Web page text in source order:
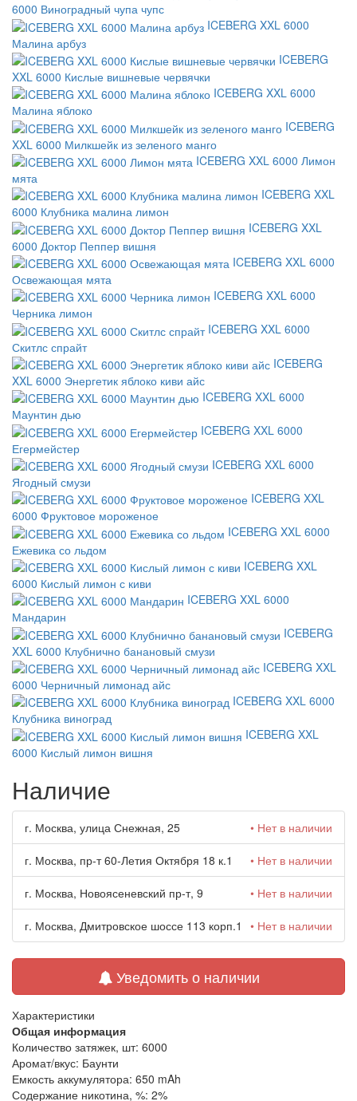
6000 Виноградный чупа чупс
ICEBERG XXL 6000
Малина арбуз
ICEBERG
XXL 6000 Кислые вишневые червячки
ICEBERG XXL 6000
Малина яблоко
ICEBERG
XXL 6000 Милкшейк из зеленого манго
ICEBERG XXL 6000 Лимон
мята
ICEBERG XXL
6000 Клубника малина лимон
ICEBERG XXL
6000 Доктор Пеппер вишня
ICEBERG XXL 6000
Освежающая мята
ICEBERG XXL 6000
Черника лимон
ICEBERG XXL 6000
Скитлс спрайт
ICEBERG
XXL 6000 Энергетик яблоко киви айс
ICEBERG XXL 6000
Маунтин дью
ICEBERG XXL 6000
Егермейстер
ICEBERG XXL 6000
Ягодный смузи
ICEBERG XXL
6000 Фруктовое мороженое
ICEBERG XXL 6000
Ежевика со льдом
ICEBERG XXL
6000 Кислый лимон с киви
ICEBERG XXL 6000
Мандарин
ICEBERG
XXL 6000 Клубнично банановый смузи
ICEBERG XXL
6000 Черничный лимонад айс
ICEBERG XXL 6000
Клубника виноград
ICEBERG XXL
6000 Кислый лимон вишня
Наличие
г. Москва, улица Снежная, 25 • Нет в наличии
г. Москва, пр-т 60-Летия Октября 18 к.1 • Нет в наличии
г. Москва, Новоясеневский пр-т, 9 • Нет в наличии
г. Москва, Дмитровское шоссе 113 корп.1 • Нет в наличии
Уведомить о наличии
Характеристики
Общая информация
Количество затяжек, шт: 6000
Аромат/вкус: Баунти
Емкость аккумулятора: 650 mAh
Содержание никотина, %: 2%